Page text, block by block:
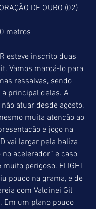
DE OURO (02)
metros
esteve inscrito duas
Vamos marcá-lo para
ressalvas, sendo
principal delas. A
atuar desde agosto,
muita atenção ao
e jogo na
vai largar pela baliza
acelerador” e caso
perigoso. FLIGHT
pouco na grama, e de
com Valdinei Gil
Em um plano pouco